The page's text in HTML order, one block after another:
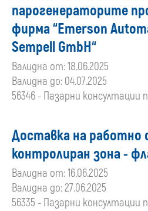
парогенераторите
фирма “Emerson
Sempell GmbH“
Валидна от: 18.06.2025
Валидна до: 04.07.2025
56346 - Пазарни консултации
Доставка на работно
контролиран зона -
Валидна от: 16.06.2025
Валидна до: 27.06.2025
56335 - Пазарни консултации